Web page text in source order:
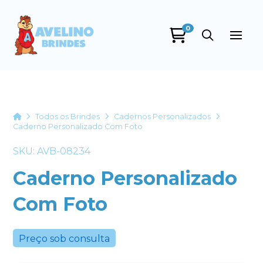
0
HomeTodos os Brindes
Cadernos Personalizados
Caderno Personalizado Com Foto
SKU: AVB-08234
Caderno Personalizado
Com Foto
Preço sob consulta